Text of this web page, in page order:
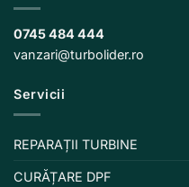
0745 484 444
vanzari@turbolider.ro
Servicii
REPARAȚII TURBINE
CURĂȚARE DPF